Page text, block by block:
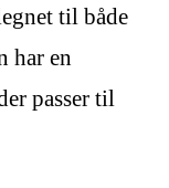
til både
har en
passer til